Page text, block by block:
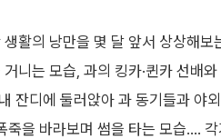
활의 낭만을 몇 달 앞서 상상해보
니는 모습, 과의 킹카·퀸카 선배
잔디에 둘러앉아 과 동기들과 야
죽을 바라보며 썸을 타는 모습….